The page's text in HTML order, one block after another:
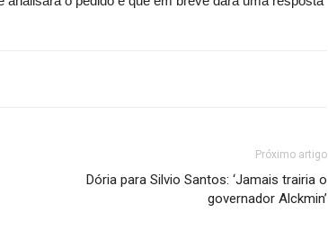
Próximo artigo
Dória para Silvio Santos: ‘Jamais trairia o
governador Alckmin’